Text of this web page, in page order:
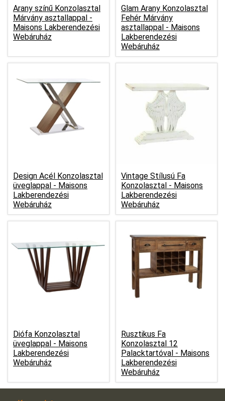
Arany színű Konzolasztal
Márvány asztallappal -
Maisons Lakberendezési
Webáruház
Glam Arany Konzolasztal
Fehér Márvány
asztallappal - Maisons
Lakberendezési
Webáruház
Design Acél Konzolasztal
üveglappal - Maisons
Lakberendezési
Webáruház
Vintage Stílusú Fa
Konzolasztal - Maisons
Lakberendezési
Webáruház
Diófa Konzolasztal
üveglappal - Maisons
Lakberendezési
Webáruház
Rusztikus Fa
Konzolasztal 12
Palacktartóval - Maisons
Lakberendezési
Webáruház